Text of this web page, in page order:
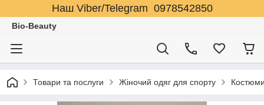
Наш Viber/Telegram 0978542850
Bio-Beauty
Товари та послуги Жіночий одяг для спорту